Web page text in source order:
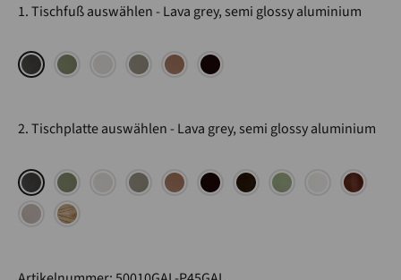
1. Tischfuß auswählen Lava grey, semi glossy aluminium
2. Tischplatte auswählen Lava grey, semi glossy aluminium